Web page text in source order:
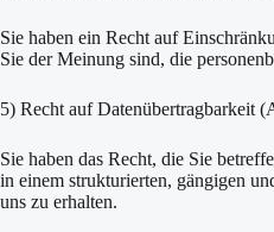
Sie haben ein Recht auf
Sie der Meinung sind, die
5) Recht auf Datenübertragbarkeit
Sie haben das Recht, die Sie
in einem strukturierten, gängigen
uns zu erhalten.